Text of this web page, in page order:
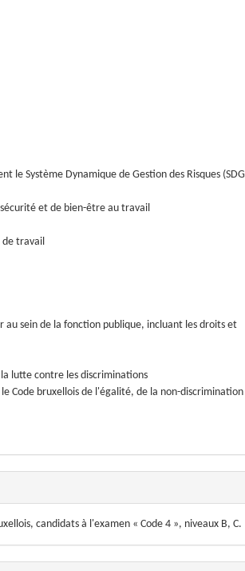
le Système Dynamique de Gestion des Risques
et de bien-être au travail
de travail
sein de la fonction publique, incluant les droits et
lutte contre les discriminations
Code bruxellois de l'égalité, de la non-
candidats à l'examen « Code 4 », niveaux B, C.